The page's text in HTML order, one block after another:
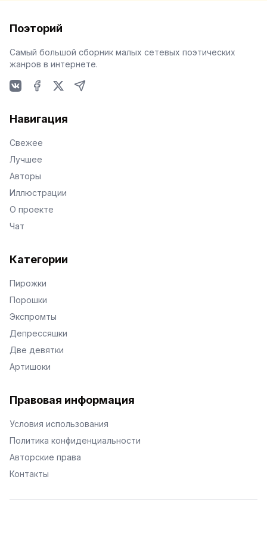
Поэторий
Самый большой сборник малых сетевых поэтических
жанров в интернете.
Навигация
Свежее
Лучшее
Авторы
Иллюстрации
О проекте
Чат
Категории
Пирожки
Порошки
Экспромты
Депрессяшки
Две девятки
Артишоки
Правовая информация
Условия использования
Политика конфиденциальности
Авторские права
Контакты